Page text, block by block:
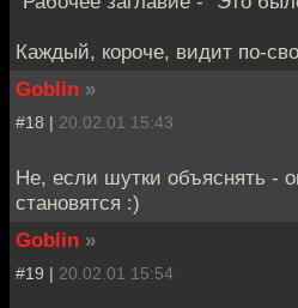
Каждый, короче, видит по-
Goblin »
#18 | 20.02.01 15:43
Не, если шутки объяснять -
становятся :)
Goblin »
#19 | 20.02.01 15:54